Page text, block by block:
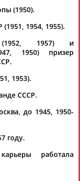
РЕКЛАМА
(1950).
1954, 1955).
(1952, 1957) и
1950) призер
1953).
СССР.
до 1945, 1950-
году.
работала